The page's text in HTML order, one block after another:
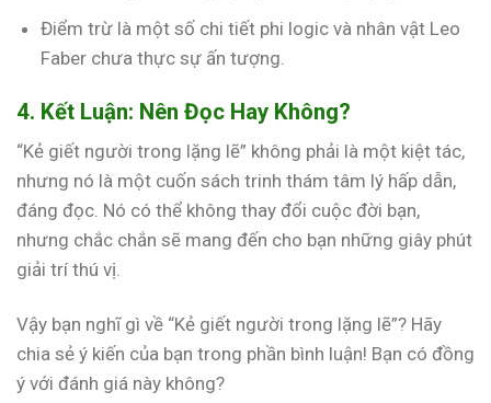
Điểm trừ là một số chi tiết phi logic và nhân vật Leo
Faber chưa thực sự ấn tượng.
4. Kết Luận: Nên Đọc Hay Không?
“Kẻ giết người trong lặng lẽ” không phải là một kiệt tác,
nhưng nó là một cuốn sách trinh thám tâm lý hấp dẫn,
đáng đọc. Nó có thể không thay đổi cuộc đời bạn,
nhưng chắc chắn sẽ mang đến cho bạn những giây phút
giải trí thú vị.
Vậy bạn nghĩ gì về “Kẻ giết người trong lặng lẽ”? Hãy
chia sẻ ý kiến của bạn trong phần bình luận! Bạn có đồng
ý với đánh giá này không?